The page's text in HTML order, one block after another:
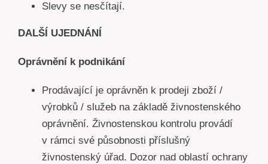
Slevy se nesčítají.
DALŠÍ UJEDNÁNÍ
Oprávnění k podnikání
Prodávající je oprávněn k prodeji zboží /
výrobků / služeb na základě živnostenského
oprávnění. Živnostenskou kontrolu provádí
v rámci své působnosti příslušný
živnostenský úřad. Dozor nad oblastí ochrany